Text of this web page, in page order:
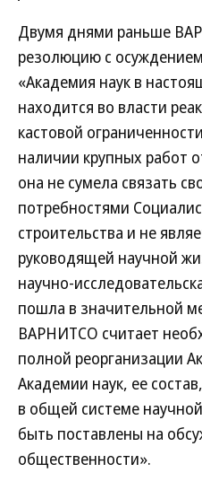
Двумя днями раньше
резолюцию с
«Академия наук в
находится во власти
кастовой
наличии крупных работ
она не сумела связать
потребностями
строительства и не
руководящей научной
научно-
пошла в значительной
ВАРНИТСО считает
полной реорганизации
Академии наук, ее
в общей системе
быть поставлены на
общественности».